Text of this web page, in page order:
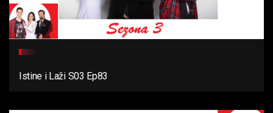
Istine i Laži S03 Ep83